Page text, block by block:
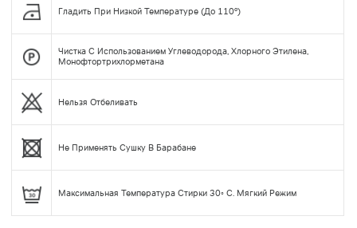
Гладить При Низкой Температуре (до 110°)
Чистка С Использованием Углеводорода, Хлорного Этилена,
Монофтортрихлорметана
Нельзя Отбеливать
Не Применять Сушку В Барабане
Максимальная Температура Стирки 30◦ С. Мягкий Режим